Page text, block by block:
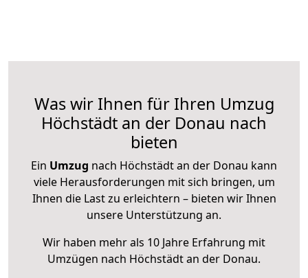
Was wir Ihnen für Ihren Umzug
Höchstädt an der Donau nach
bieten
Ein Umzug nach Höchstädt an der Donau kann
viele Herausforderungen mit sich bringen, um
Ihnen die Last zu erleichtern – bieten wir Ihnen
unsere Unterstützung an.
Wir haben mehr als 10 Jahre Erfahrung mit
Umzügen nach Höchstädt an der Donau.